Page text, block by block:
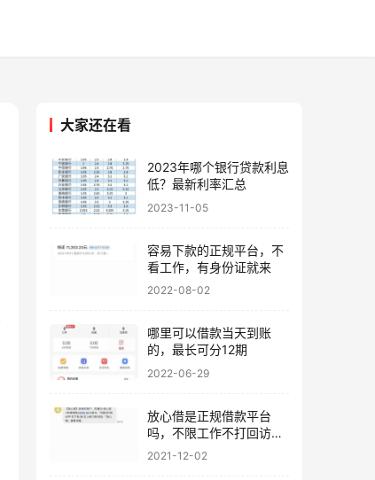
大家还在看
2023年哪个银行贷款利息
低？最新利率汇总
2023-11-05
容易下款的正规平台，不
看工作，有身份证就来
2022-08-02
哪里可以借款当天到账
的，最长可分12期
2022-06-29
放心借是正规借款平台
吗，不限工作不打回访秒
批秒下
2021-12-02